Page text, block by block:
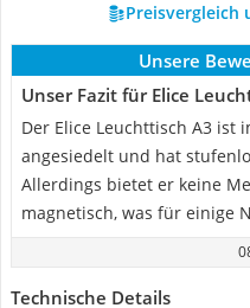
Preisvergleich
Unsere
Unser Fazit für Elice
Der Elice Leuchttisch A3 ist
angesiedelt und hat
Allerdings bietet er keine
magnetisch, was für einige
Technische Details